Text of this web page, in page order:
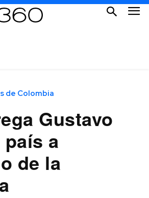
de Colombia
Gustavo
a
de la